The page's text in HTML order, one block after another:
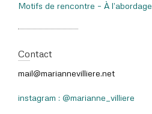
Motifs de rencontre – À l’abordage
Contact
mail@mariannevilliere.net
instagram : @marianne_villiere